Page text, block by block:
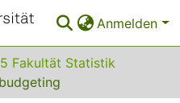
Anmelden
Fakultät Statistik